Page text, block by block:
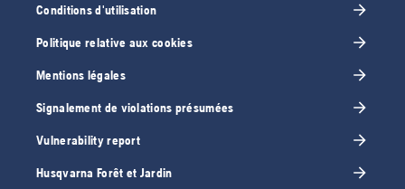
Conditions d'utilisation
Politique relative aux cookies
Mentions légales
Signalement de violations présumées
Vulnerability report
Husqvarna Forêt et Jardin